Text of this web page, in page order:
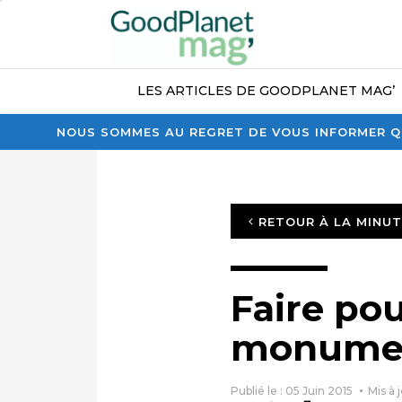
NOUS SOMMES AU REGRET DE VOUS
LES ARTICLES DE GOODPLANET MAG’
RETOUR À LA
Faire
Publié le : 05 Juin 2015
Mis à